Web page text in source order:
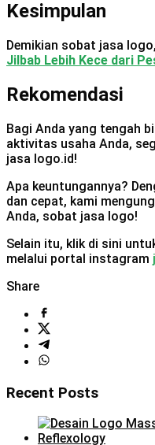
Kesimpulan
Demikian sobat jasa
Jilbab Lebih Kece dari
Rekomendasi
Bagi Anda yang tengah
aktivitas usaha Anda,
jasa logo.id!
Apa keuntungannya?
dan cepat, kami
Anda, sobat jasa logo!
Selain itu, klik di sini
melalui portal instagram
Share
Recent Posts